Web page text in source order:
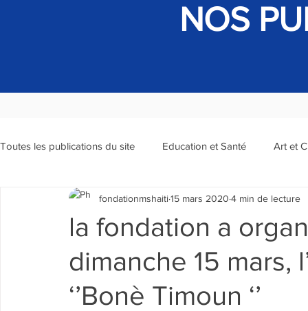
NOS
Toutes les publications du site Education et Santé Art et
Sensibilisation et Environement Evénements/Rubriques
la fondation a
dimanche 15 mars,
‘’Bonè Timoun ‘’
fondationmshaiti15 mars 2020 4 min de lecture